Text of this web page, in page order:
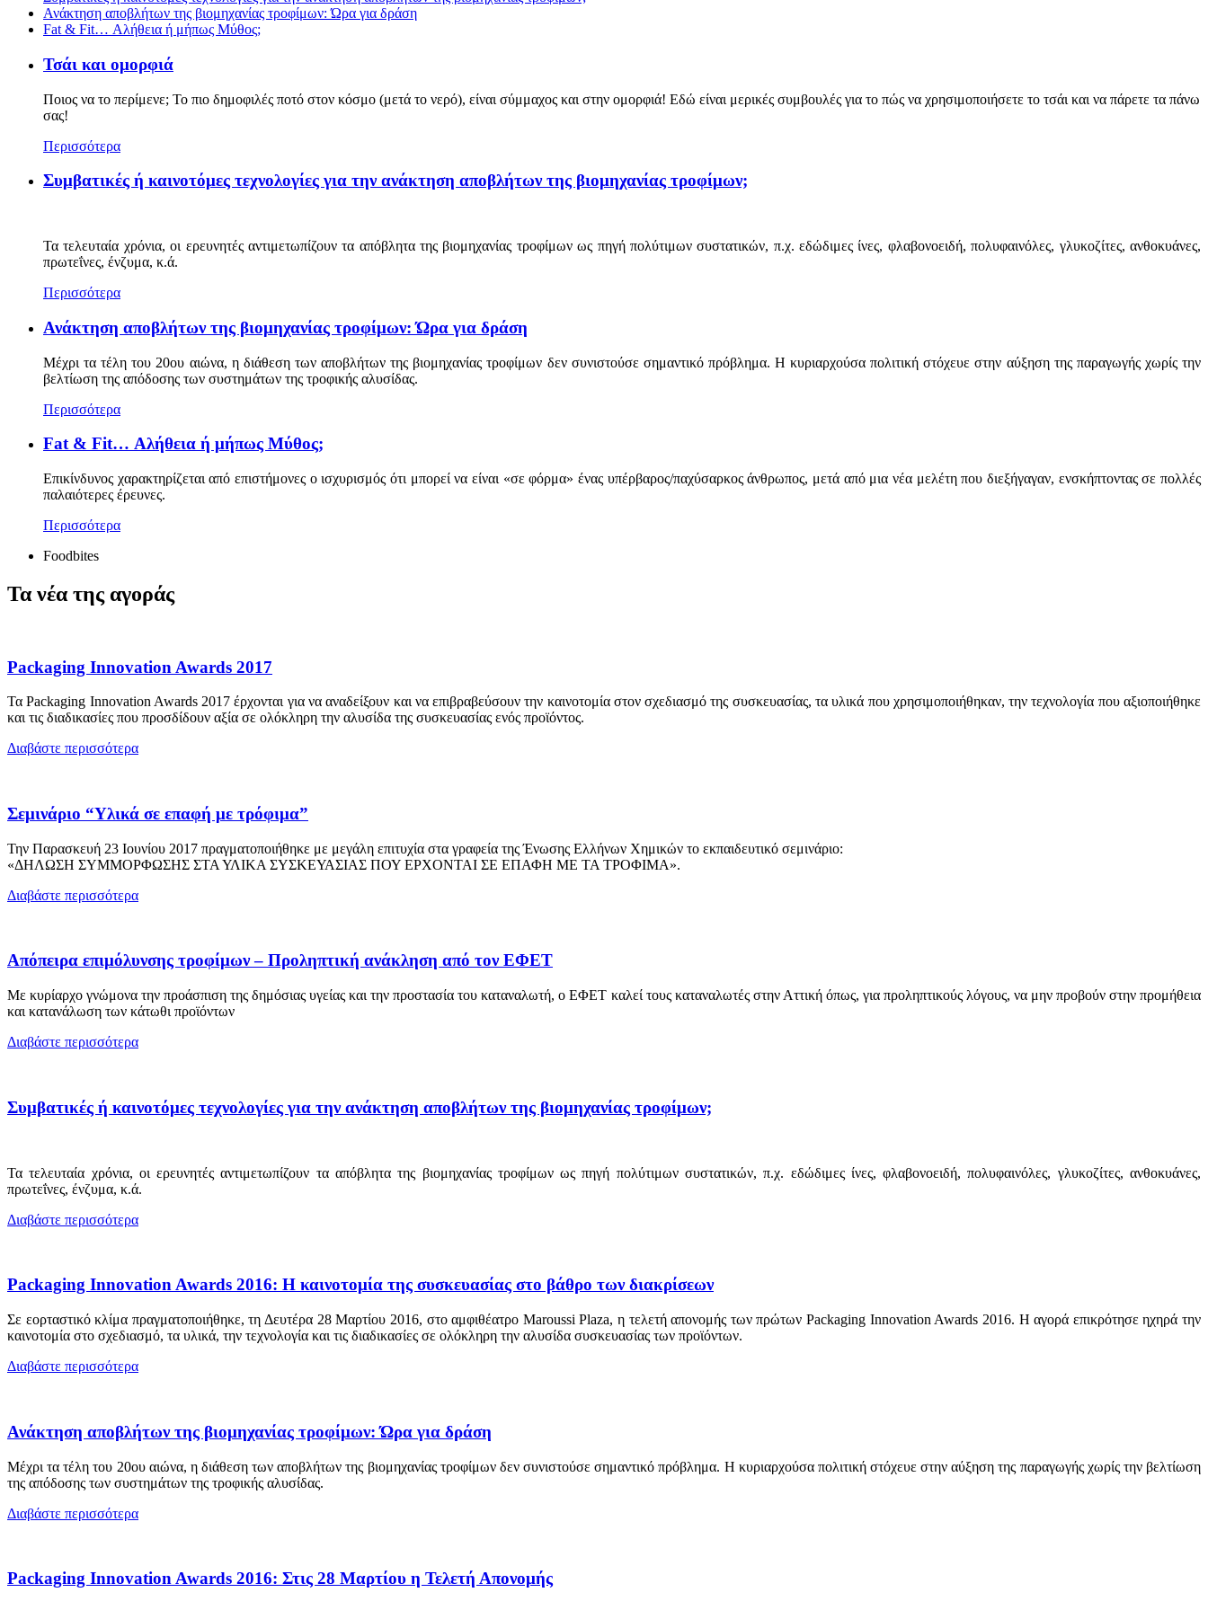
Ανάκτηση αποβλήτων της βιομηχανίας τροφίμων: Ώρα για δράση
Fat & Fit… Αλήθεια ή μήπως Μύθος;
Τσάι και ομορφιά
Ποιος να το περίμενε; Το πιο δημοφιλές ποτό στον κόσμο (μετά το νερό), είναι σύμμαχος και στην ομορφιά! Εδώ είναι μερικές συμβουλές για το πώς να χρησιμοποιήσετε το τσάι και να πάρετε τα πάνω
σας!
Περισσότερα
Συμβατικές ή καινοτόμες τεχνολογίες για την ανάκτηση αποβλήτων της βιομηχανίας τροφίμων;
Τα τελευταία χρόνια, οι ερευνητές αντιμετωπίζουν τα απόβλητα της βιομηχανίας τροφίμων ως πηγή πολύτιμων συστατικών, π.χ. εδώδιμες ίνες, φλαβονοειδή, πολυφαινόλες, γλυκοζίτες, ανθοκυάνες,
πρωτεΐνες, ένζυμα, κ.ά.
Περισσότερα
Ανάκτηση αποβλήτων της βιομηχανίας τροφίμων: Ώρα για δράση
Μέχρι τα τέλη του 20ου αιώνα, η διάθεση των αποβλήτων της βιομηχανίας τροφίμων δεν συνιστούσε σημαντικό πρόβλημα. Η κυριαρχούσα πολιτική στόχευε στην αύξηση της παραγωγής χωρίς την
βελτίωση της απόδοσης των συστημάτων της τροφικής αλυσίδας.
Περισσότερα
Fat & Fit… Αλήθεια ή μήπως Μύθος;
Επικίνδυνος χαρακτηρίζεται από επιστήμονες ο ισχυρισμός ότι μπορεί να είναι «σε φόρμα» ένας υπέρβαρος/παχύσαρκος άνθρωπος, μετά από μια νέα μελέτη που διεξήγαγαν, ενσκήπτοντας σε πολλές
παλαιότερες έρευνες.
Περισσότερα
Foodbites
Τα νέα της αγοράς
Packaging Innovation Awards 2017
Τα Packaging Innovation Awards 2017 έρχονται για να αναδείξουν και να επιβραβεύσουν την καινοτομία στον σχεδιασμό της συσκευασίας, τα υλικά που χρησιμοποιήθηκαν, την τεχνολογία που αξιοποιήθηκε
και τις διαδικασίες που προσδίδουν αξία σε ολόκληρη την αλυσίδα της συσκευασίας ενός προϊόντος.
Διαβάστε περισσότερα
Σεμινάριο “Υλικά σε επαφή με τρόφιμα”
Την Παρασκευή 23 Ιουνίου 2017 πραγματοποιήθηκε με μεγάλη επιτυχία στα γραφεία της Ένωσης Ελλήνων Χημικών το εκπαιδευτικό σεμινάριο:
«ΔΗΛΩΣΗ ΣΥΜΜΟΡΦΩΣΗΣ ΣΤΑ ΥΛΙΚΑ ΣΥΣΚΕΥΑΣΙΑΣ ΠΟΥ ΕΡΧΟΝΤΑΙ ΣΕ ΕΠΑΦΗ ΜΕ ΤΑ ΤΡΟΦΙΜΑ».
Διαβάστε περισσότερα
Απόπειρα επιμόλυνσης τροφίμων – Προληπτική ανάκληση από τον ΕΦΕΤ
Με κυρίαρχο γνώμονα την προάσπιση της δημόσιας υγείας και την προστασία του καταναλωτή, ο ΕΦΕΤ καλεί τους καταναλωτές στην Αττική όπως, για προληπτικούς λόγους, να μην προβούν στην προμήθεια
και κατανάλωση των κάτωθι προϊόντων
Διαβάστε περισσότερα
Συμβατικές ή καινοτόμες τεχνολογίες για την ανάκτηση αποβλήτων της βιομηχανίας τροφίμων;
Τα τελευταία χρόνια, οι ερευνητές αντιμετωπίζουν τα απόβλητα της βιομηχανίας τροφίμων ως πηγή πολύτιμων συστατικών, π.χ. εδώδιμες ίνες, φλαβονοειδή, πολυφαινόλες, γλυκοζίτες, ανθοκυάνες,
πρωτεΐνες, ένζυμα, κ.ά.
Διαβάστε περισσότερα
Packaging Innovation Awards 2016: Η καινοτομία της συσκευασίας στο βάθρο των διακρίσεων
Σε εορταστικό κλίμα πραγματοποιήθηκε, τη Δευτέρα 28 Μαρτίου 2016, στο αμφιθέατρο Maroussi Plaza, η τελετή απονομής των πρώτων Packaging Innovation Awards 2016. Η αγορά επικρότησε ηχηρά την
καινοτομία στο σχεδιασμό, τα υλικά, την τεχνολογία και τις διαδικασίες σε ολόκληρη την αλυσίδα συσκευασίας των προϊόντων.
Διαβάστε περισσότερα
Ανάκτηση αποβλήτων της βιομηχανίας τροφίμων: Ώρα για δράση
Μέχρι τα τέλη του 20ου αιώνα, η διάθεση των αποβλήτων της βιομηχανίας τροφίμων δεν συνιστούσε σημαντικό πρόβλημα. Η κυριαρχούσα πολιτική στόχευε στην αύξηση της παραγωγής χωρίς την βελτίωση
της απόδοσης των συστημάτων της τροφικής αλυσίδας.
Διαβάστε περισσότερα
Packaging Innovation Awards 2016: Στις 28 Μαρτίου η Τελετή Απονομής